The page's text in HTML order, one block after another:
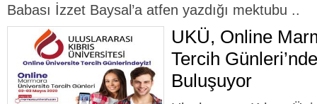
Babası İzzet Baysal’a atfen yazdığı mektubu ..
UKÜ, Online
Tercih
Buluşuyor